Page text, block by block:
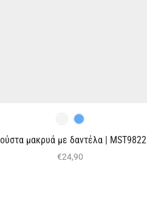
μακρυά με δαντέλα | MST9822
€24,90